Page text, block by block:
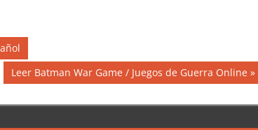
Siguiente
Leer Batman War Game / Juegos de Guerra Online